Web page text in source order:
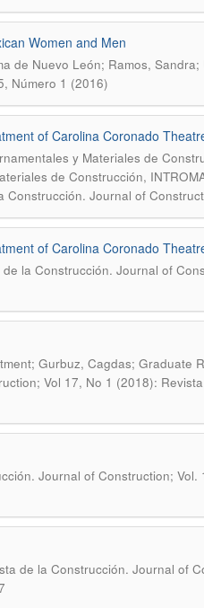
Women and Men
de Nuevo León; Ramos,
Número 1 (2016)
of Carolina Coronado
y Materiales de
de Construcción,
Journal of
of Carolina Coronado
de la Construcción. Journal of
Gurbuz, Cagdas; Graduate
Vol 17, No 1 (2018):
Journal of Construction;
de la Construcción. Journal of